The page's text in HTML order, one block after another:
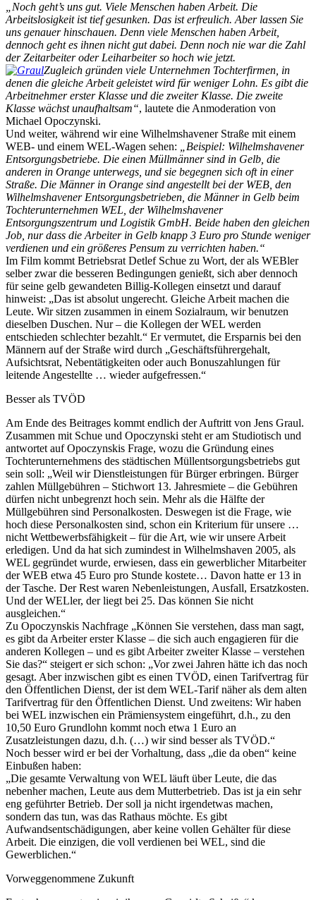
„Noch geht’s uns gut. Viele Menschen haben Arbeit. Die
Arbeitslosigkeit ist tief gesunken. Das ist erfreulich. Aber lassen Sie
uns genauer hinschauen. Denn viele Menschen haben Arbeit,
dennoch geht es ihnen nicht gut dabei. Denn noch nie war die Zahl
der Zeitarbeiter oder Leiharbeiter so hoch wie jetzt.
Zugleich gründen viele Unternehmen Tochterfirmen, in
denen die gleiche Arbeit geleistet wird für weniger Lohn. Es gibt die
Arbeitnehmer erster Klasse und die zweiter Klasse. Die zweite
Klasse wächst unaufhaltsam“, lautete die Anmoderation von
Michael Opoczynski.
Und weiter, während wir eine Wilhelmshavener Straße mit einem
WEB- und einem WEL-Wagen sehen: „Beispiel: Wilhelmshavener
Entsorgungsbetriebe. Die einen Müllmänner sind in Gelb, die
anderen in Orange unterwegs, und sie begegnen sich oft in einer
Straße. Die Männer in Orange sind angestellt bei der WEB, den
Wilhelmshavener Entsorgungsbetrieben, die Männer in Gelb beim
Tochterunternehmen WEL, der Wilhelmshavener
Entsorgungszentrum und Logistik GmbH. Beide haben den gleichen
Job, nur dass die Arbeiter in Gelb knapp 3 Euro pro Stunde weniger
verdienen und ein größeres Pensum zu verrichten haben.“
Im Film kommt Betriebsrat Detlef Schue zu Wort, der als WEBler
selber zwar die besseren Bedingungen genießt, sich aber dennoch
für seine gelb gewandeten Billig-Kollegen einsetzt und darauf
hinweist: „Das ist absolut ungerecht. Gleiche Arbeit machen die
Leute. Wir sitzen zusammen in einem Sozialraum, wir benutzen
dieselben Duschen. Nur – die Kollegen der WEL werden
entschieden schlechter bezahlt.“ Er vermutet, die Ersparnis bei den
Männern auf der Straße wird durch „Geschäftsführergehalt,
Aufsichtsrat, Nebentätigkeiten oder auch Bonuszahlungen für
leitende Angestellte … wieder aufgefressen.“
Besser als TVÖD
Am Ende des Beitrages kommt endlich der Auftritt von Jens Graul.
Zusammen mit Schue und Opoczynski steht er am Studiotisch und
antwortet auf Opoczynskis Frage, wozu die Gründung eines
Tochterunternehmens des städtischen Müllentsorgungsbetriebs gut
sein soll: „Weil wir Dienstleistungen für Bürger erbringen. Bürger
zahlen Müllgebühren – Stichwort 13. Jahresmiete – die Gebühren
dürfen nicht unbegrenzt hoch sein. Mehr als die Hälfte der
Müllgebühren sind Personalkosten. Deswegen ist die Frage, wie
hoch diese Personalkosten sind, schon ein Kriterium für unsere …
nicht Wettbewerbsfähigkeit – für die Art, wie wir unsere Arbeit
erledigen. Und da hat sich zumindest in Wilhelmshaven 2005, als
WEL gegründet wurde, erwiesen, dass ein gewerblicher Mitarbeiter
der WEB etwa 45 Euro pro Stunde kostete… Davon hatte er 13 in
der Tasche. Der Rest waren Nebenleistungen, Ausfall, Ersatzkosten.
Und der WELler, der liegt bei 25. Das können Sie nicht
ausgleichen.“
Zu Opoczynskis Nachfrage „Können Sie verstehen, dass man sagt,
es gibt da Arbeiter erster Klasse – die sich auch engagieren für die
anderen Kollegen – und es gibt Arbeiter zweiter Klasse – verstehen
Sie das?“ steigert er sich schon: „Vor zwei Jahren hätte ich das noch
gesagt. Aber inzwischen gibt es einen TVÖD, einen Tarifvertrag für
den Öffentlichen Dienst, der ist dem WEL-Tarif näher als dem alten
Tarifvertrag für den Öffentlichen Dienst. Und zweitens: Wir haben
bei WEL inzwischen ein Prämiensystem eingeführt, d.h., zu den
10,50 Euro Grundlohn kommt noch etwa 1 Euro an
Zusatzleistungen dazu, d.h. (…) wir sind besser als TVÖD.“
Noch besser wird er bei der Vorhaltung, dass „die da oben“ keine
Einbußen haben:
„Die gesamte Verwaltung von WEL läuft über Leute, die das
nebenher machen, Leute aus dem Mutterbetrieb. Das ist ja ein sehr
eng geführter Betrieb. Der soll ja nicht irgendetwas machen,
sondern das tun, was das Rathaus möchte. Es gibt
Aufwandsentschädigungen, aber keine vollen Gehälter für diese
Arbeit. Die einzigen, die voll verdienen bei WEL, sind die
Gewerblichen.“
Vorweggenommene Zukunft